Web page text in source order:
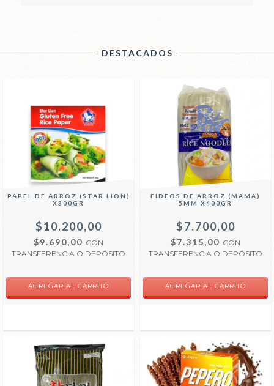
DESTACADOS
PAPEL DE ARROZ (STAR LION)
X300GR
$10.200,00
$9.690,00 CON
TRANSFERENCIA O DEPÓSITO
FIDEOS DE ARROZ (MAMA)
5MM X400GR
$7.700,00
$7.315,00 CON
TRANSFERENCIA O DEPÓSITO